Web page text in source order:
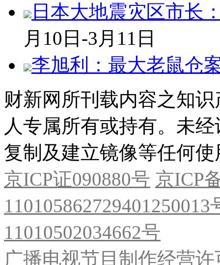
日本大地震灾区市长
月10日-3月11日
李旭利：最大老鼠仓
财新网所刊载内容之知
人专属所有或持有。未
复制及建立镜像等任何使
京ICP证090880号 京ICP
11010502034662号
广播电视节目制作经营